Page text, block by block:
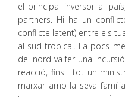
el principal inversor al
partners. Hi ha un
conflicte latent) entre els
al sud tropical. Fa pocs
del nord va fer una
reacció, fins i tot un
marxar amb la seva